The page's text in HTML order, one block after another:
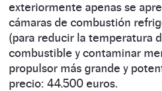
exteriormente apenas se
cámaras de combustión
(para reducir la temperatura
combustible y contaminar
propulsor más grande y
precio: 44.500 euros.